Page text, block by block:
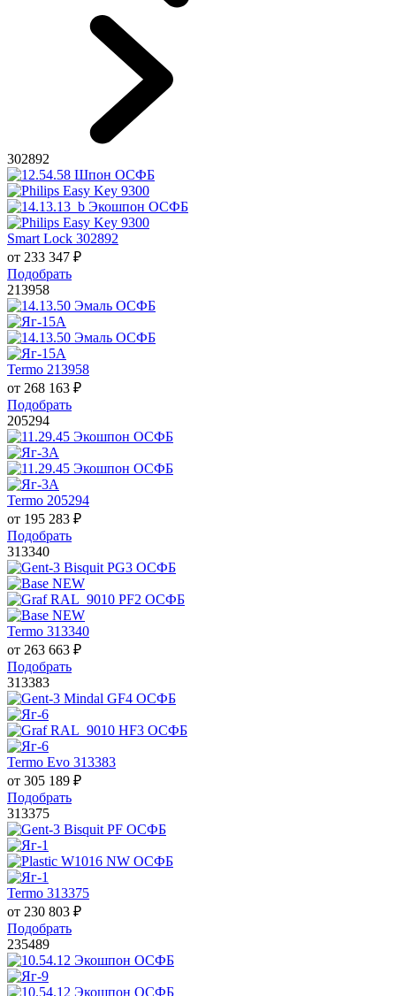
302892
Smart Lock 302892
от 233 347 ₽
Подобрать
213958
Termo 213958
от 268 163 ₽
Подобрать
205294
Termo 205294
от 195 283 ₽
Подобрать
313340
Termo 313340
от 263 663 ₽
Подобрать
313383
Termo Evo 313383
от 305 189 ₽
Подобрать
313375
Termo 313375
от 230 803 ₽
Подобрать
235489